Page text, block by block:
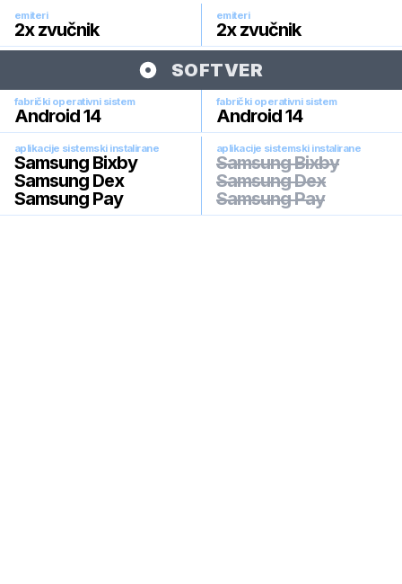
emiteri
2x zvučnik
emiteri
2x zvučnik
SOFTVER
fabrički operativni sistem
Android 14
fabrički operativni sistem
Android 14
aplikacije sistemski instalirane
Samsung Bixby
Samsung Dex
Samsung Pay
aplikacije sistemski instalirane
Samsung Bixby
Samsung Dex
Samsung Pay